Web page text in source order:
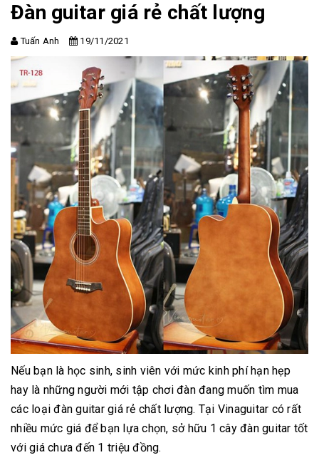
Đàn guitar giá rẻ chất lượng
Tuấn Anh 19/11/2021
Nếu bạn là học sinh, sinh viên với mức kinh phí hạn hẹp
hay là những người mới tập chơi đàn đang muốn tìm mua
các loại đàn guitar giá rẻ chất lượng. Tại Vinaguitar có rất
nhiều mức giá để bạn lựa chọn, sở hữu 1 cây đàn guitar tốt
với giá chưa đến 1 triệu đồng.